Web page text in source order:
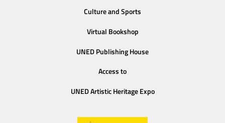
Culture and Sports
Virtual Bookshop
UNED Publishing House
Access to
UNED Artistic Heritage Expo